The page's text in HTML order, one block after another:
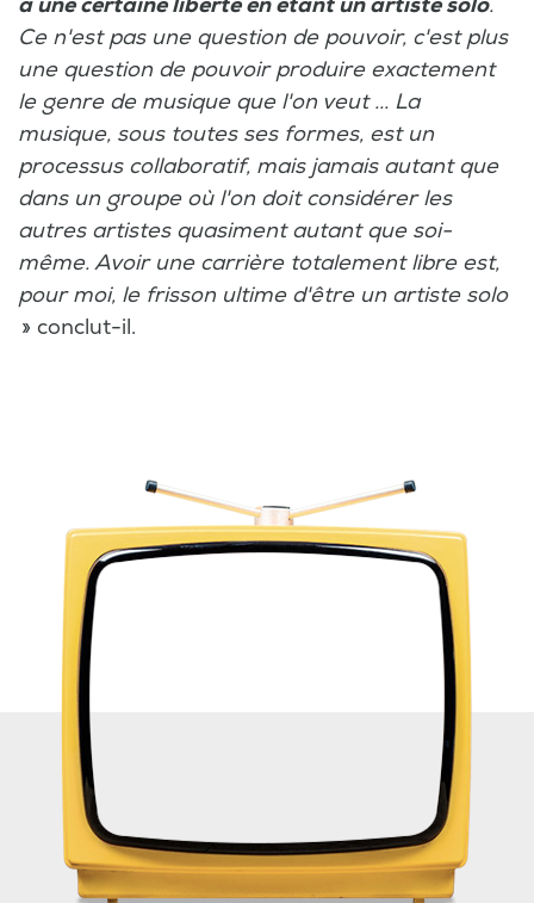
Ce n'est pas une question de pouvoir, c'est plus
une question de pouvoir produire exactement
le genre de musique que l'on veut ... La
musique, sous toutes ses formes, est un
processus collaboratif, mais jamais autant que
dans un groupe où l'on doit considérer les
autres artistes quasiment autant que soi-
même. Avoir une carrière totalement libre est,
pour moi, le frisson ultime d'être un artiste solo
» conclut-il.